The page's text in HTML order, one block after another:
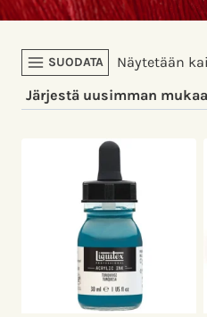
SUODATA Näytetään